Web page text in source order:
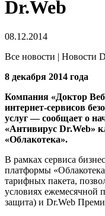
Dr.Web
08.12.2014
Все новости | Новости
8 декабря 2014 года
Компания «Доктор
интернет-сервисов
услуг — сообщает о
«Антивирус Dr.Web»
«Облакотека».
В рамках сервиса
платформы
тарифных пакета,
условиях ежемесячной
защита) и Dr.Web